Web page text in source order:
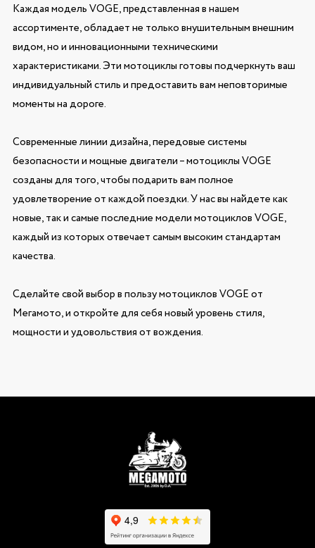
Каждая модель VOGE, представленная в нашем
ассортименте, обладает не только внушительным внешним
видом, но и инновационными техническими
характеристиками. Эти мотоциклы готовы подчеркнуть ваш
индивидуальный стиль и предоставить вам неповторимые
моменты на дороге.
Современные линии дизайна, передовые системы
безопасности и мощные двигатели – мотоциклы VOGE
созданы для того, чтобы подарить вам полное
удовлетворение от каждой поездки. У нас вы найдете как
новые, так и самые последние модели мотоциклов VOGE,
каждый из которых отвечает самым высоким стандартам
качества.
Сделайте свой выбор в пользу мотоциклов VOGE от
Мегамото, и откройте для себя новый уровень стиля,
мощности и удовольствия от вождения.